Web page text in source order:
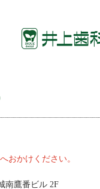
おかけください。
南鷹番ビル 2F